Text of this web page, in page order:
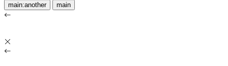
main:another main